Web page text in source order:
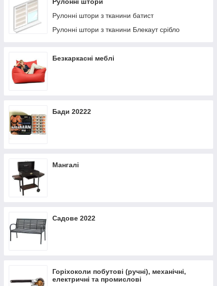
Рулонні штори з тканини батист
Рулонні штори з тканини Блекаут срібло
Безкаркасні меблі
Бади 20222
Мангалі
Садове 2022
Горіхоколи побутові (ручні), механічні,
електричні та промислові